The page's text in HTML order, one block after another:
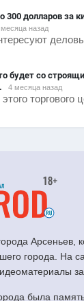
300 долларов за
назад
будет со
4 месяца назад
торгового
Арсеньев,
города. На
была